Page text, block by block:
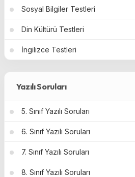
Sosyal Bilgiler Testleri
Din Kültürü Testleri
İngilizce Testleri
Yazılı Soruları
5. Sınıf Yazılı Soruları
6. Sınıf Yazılı Soruları
7. Sınıf Yazılı Soruları
8. Sınıf Yazılı Soruları